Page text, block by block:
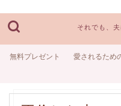
それでも、
無料プレゼント 愛されるため